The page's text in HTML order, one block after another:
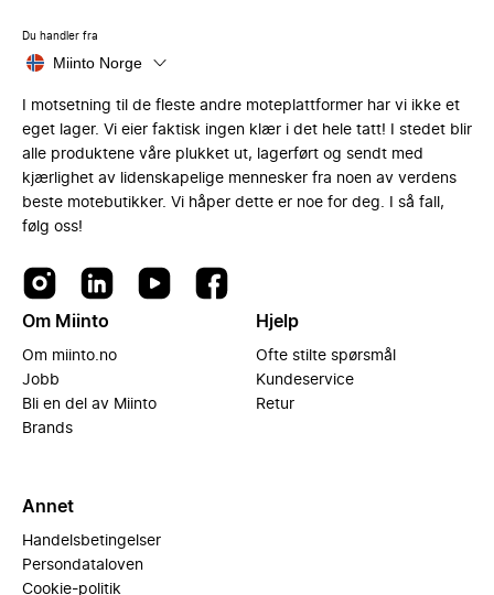
Du handler fra
Miinto Norge
I motsetning til de fleste andre moteplattformer har vi ikke et
eget lager. Vi eier faktisk ingen klær i det hele tatt! I stedet blir
alle produktene våre plukket ut, lagerført og sendt med
kjærlighet av lidenskapelige mennesker fra noen av verdens
beste motebutikker. Vi håper dette er noe for deg. I så fall,
følg oss!
Om Miinto
Om miinto.no
Jobb
Bli en del av Miinto
Brands
Hjelp
Ofte stilte spørsmål
Kundeservice
Retur
Annet
Handelsbetingelser
Persondataloven
Cookie-politik